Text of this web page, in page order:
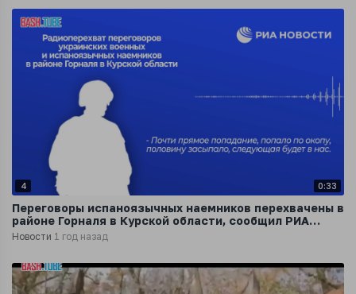
4 0:33
Переговоры испаноязычных наемников перехвачены в
районе Горналя в Курской области, сообщил РИА
Новости в группировке «Север»
Новости 1 год назад